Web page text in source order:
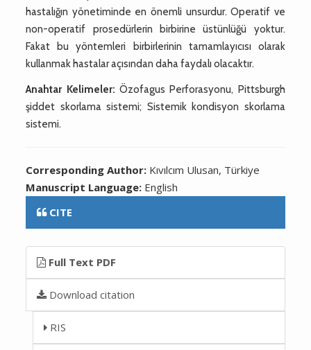
hastalığın yönetiminde en önemli unsurdur. Operatif ve
non-operatif prosedürlerin birbirine üstünlüğü yoktur.
Fakat bu yöntemleri birbirlerinin tamamlayıcısı olarak
kullanmak hastalar açısından daha faydalı olacaktır.
Anahtar Kelimeler: Özofagus Perforasyonu, Pittsburgh
şiddet skorlama sistemi; Sistemik kondisyon skorlama
sistemi.
Corresponding Author: Kıvılcım Ulusan, Türkiye
Manuscript Language: English
CITE
Full Text PDF
Download citation
RIS